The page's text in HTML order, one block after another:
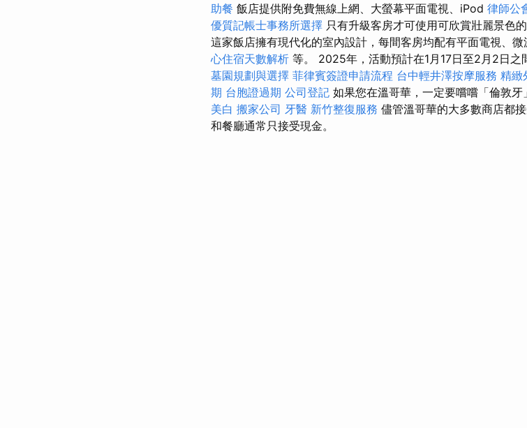
助餐 飯店提供附免費無線上網、大螢幕平面電視、iPod 律師公
優質記帳士事務所選擇 只有升級客房才可使用可欣賞壯麗景色
這家飯店擁有現代化的室內設計，每間客房均配有平面電視、
心住宿天數解析 等。 2025年，活動預計在1月17日至2月2日之
墓園規劃與選擇 菲律賓簽證申請流程 台中輕井澤按摩服務 精緻
期 台胞證過期 公司登記 如果您在溫哥華，一定要嚐嚐「倫敦牙
美白 搬家公司 牙醫 新竹整復服務 儘管溫哥華的大多數商店都
和餐廳通常只接受現金。